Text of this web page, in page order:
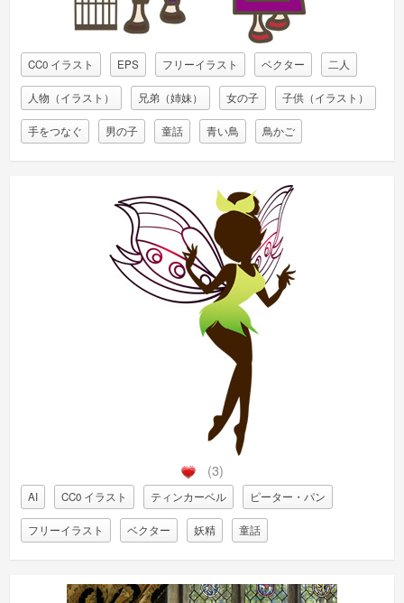
CC0 イラスト EPS フリーイラスト ベクター 二人
人物（イラスト） 兄弟（姉妹） 女の子 子供（イラスト）
手をつなぐ 男の子 童話 青い鳥 鳥かご
(3)
AI CC0 イラスト ティンカーベル ピーター・パン
フリーイラスト ベクター 妖精 童話